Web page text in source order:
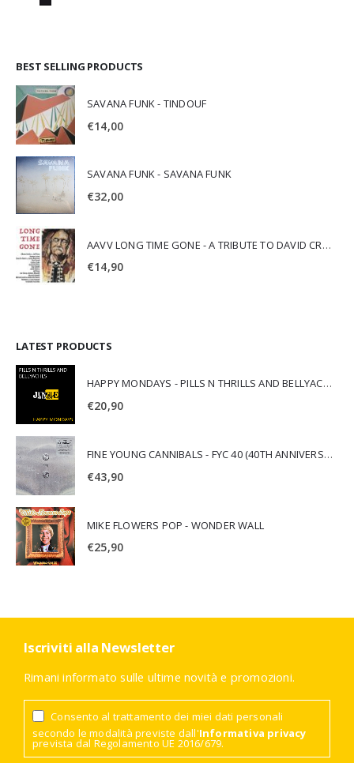
BEST SELLING PRODUCTS
SAVANA FUNK - TINDOUF
€14,00
SAVANA FUNK - SAVANA FUNK
€32,00
AAVV LONG TIME GONE - A TRIBUTE TO DAVID CROSBY
€14,90
LATEST PRODUCTS
HAPPY MONDAYS - PILLS N THRILLS AND BELLYACHES
€20,90
FINE YOUNG CANNIBALS - FYC 40 (40TH ANNIVERSARY)
€43,90
MIKE FLOWERS POP - WONDER WALL
€25,90
Iscriviti alla Newsletter
Rimani informato sulle ultime novità e promozioni.
Consento al trattamento dei miei dati personali
secondo le modalità previste dall'Informativa privacy
prevista dal Regolamento UE 2016/679.